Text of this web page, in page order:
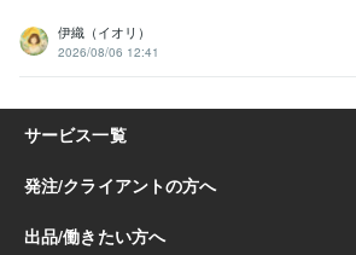
伊織（イオリ）
2026/08/06 12:41